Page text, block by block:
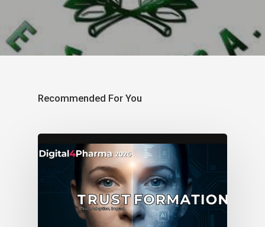
Recommended For You